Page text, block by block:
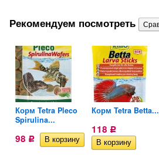
Рекомендуем посмотреть
Корм Tetra Pleco
Spirulina...
98 Р
Корм Tetra Betta...
118 Р